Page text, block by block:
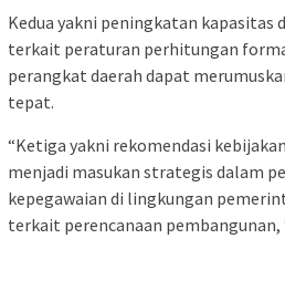
Kedua yakni peningkatan kapasitas
terkait peraturan perhitungan
perangkat daerah dapat
tepat.
“Ketiga yakni rekomendasi
menjadi masukan strategis dalam
kepegawaian di lingkungan
terkait perencanaan pembangunan,